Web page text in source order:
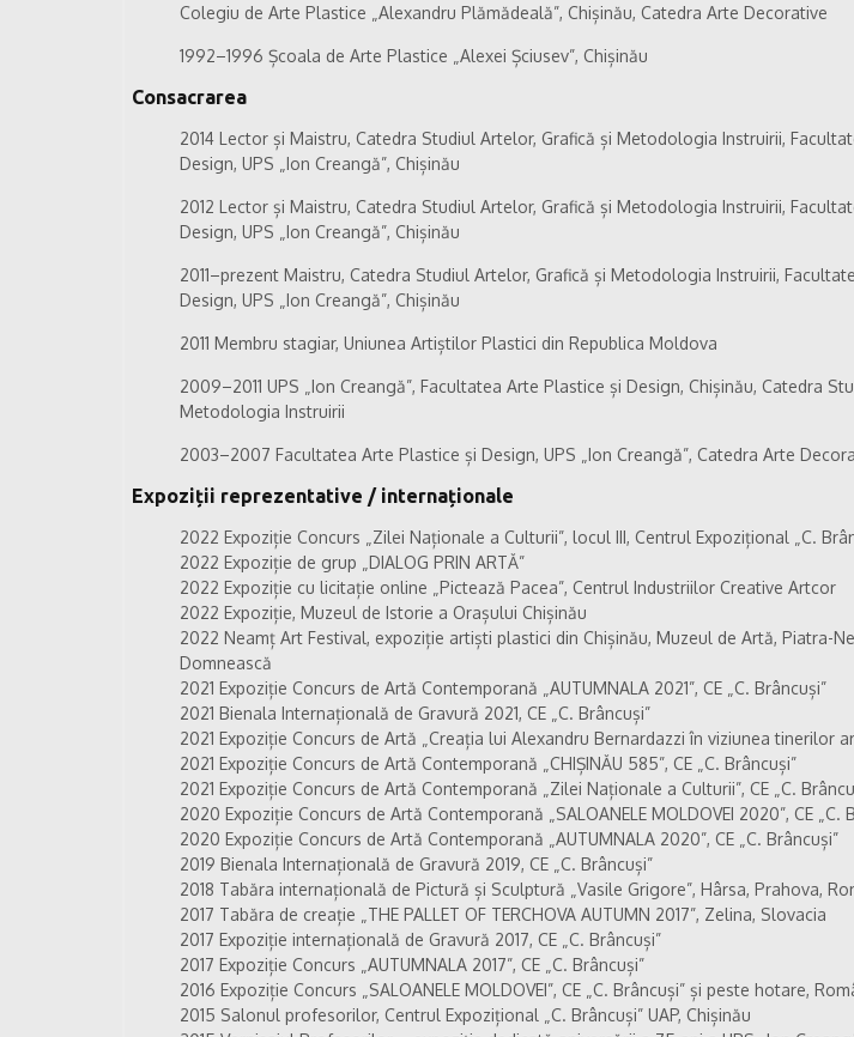
Colegiu de Arte Plastice „Alexandru Plămădeală”, Chișinău, Catedra Arte Decorative
1992–1996 Școala de Arte Plastice „Alexei Șciusev”, Chișinău
Consacrarea
2014 Lector și Maistru, Catedra Studiul Artelor, Grafică și Metodologia Instruirii,
Design, UPS „Ion Creangă”, Chișinău
2012 Lector și Maistru, Catedra Studiul Artelor, Grafică și Metodologia Instruirii,
Design, UPS „Ion Creangă”, Chișinău
2011–prezent Maistru, Catedra Studiul Artelor, Grafică și Metodologia Instruirii,
Design, UPS „Ion Creangă”, Chișinău
2011 Membru stagiar, Uniunea Artiștilor Plastici din Republica Moldova
2009–2011 UPS „Ion Creangă”, Facultatea Arte Plastice și Design, Chișinău, Catedra
Metodologia Instruirii
2003–2007 Facultatea Arte Plastice și Design, UPS „Ion Creangă”, Catedra Arte
Expoziții reprezentative / internaționale
2022 Expoziție Concurs „Zilei Naționale a Culturii”, locul III, Centrul Expozițional „C.
2022 Expoziție de grup „DIALOG PRIN ARTĂ”
2022 Expoziție cu licitație online „Pictează Pacea”, Centrul Industriilor Creative Artcor
2022 Expoziție, Muzeul de Istorie a Orașului Chișinău
2022 Neamț Art Festival, expoziție artiști plastici din Chișinău, Muzeul de Artă, Piatra-
Domnească
2021 Expoziție Concurs de Artă Contemporană „AUTUMNALA 2021”, CE „C. Brâncuși”
2021 Bienala Internațională de Gravură 2021, CE „C. Brâncuși”
2021 Expoziție Concurs de Artă „Creația lui Alexandru Bernardazzi în viziunea tinerilor
2021 Expoziție Concurs de Artă Contemporană „CHIȘINĂU 585”, CE „C. Brâncuși”
2021 Expoziție Concurs de Artă Contemporană „Zilei Naționale a Culturii”, CE „C.
2020 Expoziție Concurs de Artă Contemporană „SALOANELE MOLDOVEI 2020”, CE „C.
2020 Expoziție Concurs de Artă Contemporană „AUTUMNALA 2020”, CE „C. Brâncuși”
2019 Bienala Internațională de Gravură 2019, CE „C. Brâncuși”
2018 Tabăra internațională de Pictură și Sculptură „Vasile Grigore”, Hârsa, Prahova,
2017 Tabăra de creație „THE PALLET OF TERCHOVA AUTUMN 2017”, Zelina, Slovacia
2017 Expoziție internațională de Gravură 2017, CE „C. Brâncuși”
2017 Expoziție Concurs „AUTUMNALA 2017”, CE „C. Brâncuși”
2016 Expoziție Concurs „SALOANELE MOLDOVEI”, CE „C. Brâncuși” și peste hotare,
2015 Salonul profesorilor, Centrul Expozițional „C. Brâncuși” UAP, Chișinău